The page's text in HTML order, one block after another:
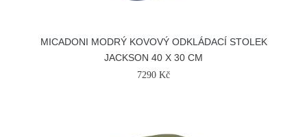
MICADONI MODRÝ KOVOVÝ ODKLÁDACÍ STOLEK
JACKSON 40 X 30 CM
7290 Kč